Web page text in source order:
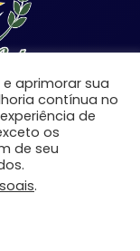
de São Miguel
aprimorar sua
contínua no
de
os
de seu
.